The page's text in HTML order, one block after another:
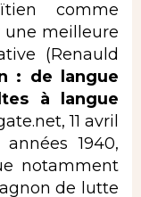
comme
une meilleure
(Renauld
: de langue
à langue
11 avril
1940,
notamment
de lutte